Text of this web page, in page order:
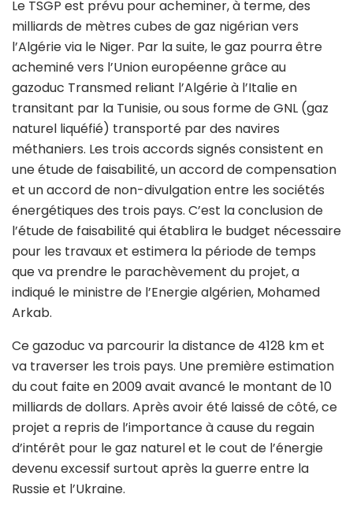
Le TSGP est prévu pour acheminer, à terme, des
milliards de mètres cubes de gaz nigérian vers
l’Algérie via le Niger. Par la suite, le gaz pourra être
acheminé vers l’Union européenne grâce au
gazoduc Transmed reliant l’Algérie à l’Italie en
transitant par la Tunisie, ou sous forme de GNL (gaz
naturel liquéfié) transporté par des navires
méthaniers. Les trois accords signés consistent en
une étude de faisabilité, un accord de compensation
et un accord de non-divulgation entre les sociétés
énergétiques des trois pays. C’est la conclusion de
l’étude de faisabilité qui établira le budget nécessaire
pour les travaux et estimera la période de temps
que va prendre le parachèvement du projet, a
indiqué le ministre de l’Energie algérien, Mohamed
Arkab.
Ce gazoduc va parcourir la distance de 4128 km et
va traverser les trois pays. Une première estimation
du cout faite en 2009 avait avancé le montant de 10
milliards de dollars. Après avoir été laissé de côté, ce
projet a repris de l’importance à cause du regain
d’intérêt pour le gaz naturel et le cout de l’énergie
devenu excessif surtout après la guerre entre la
Russie et l’Ukraine.